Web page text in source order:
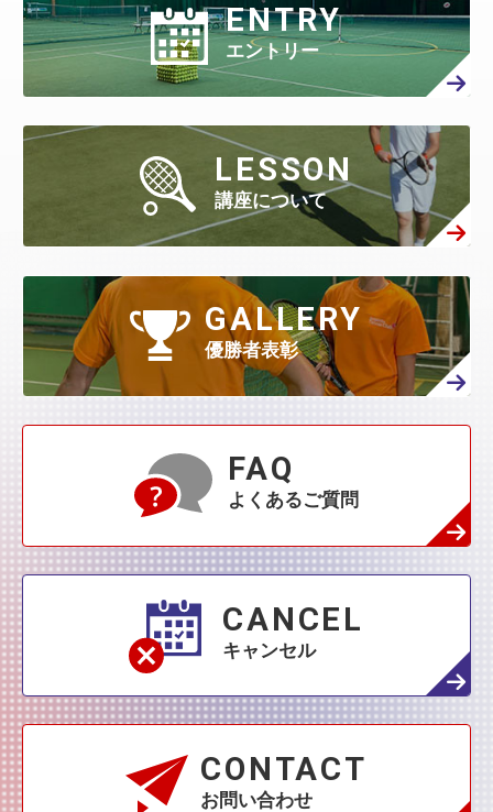
ENTRY
エントリー
LESSON
講座について
GALLERY
優勝者表彰
FAQ
よくあるご質問
CANCEL
キャンセル
CONTACT
お問い合わせ